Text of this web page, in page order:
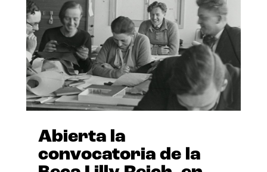
Abierta la
convocatoria de la